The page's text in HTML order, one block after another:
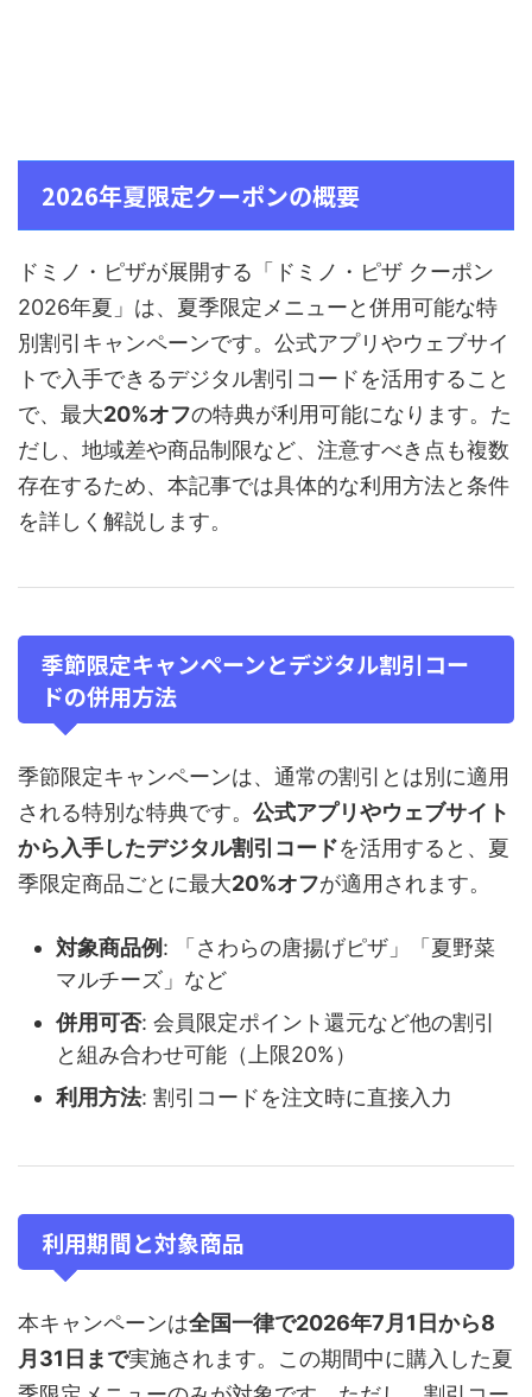
2026年夏限定クーポンの概要
ドミノ・ピザが展開する「ドミノ・ピザ クーポン
2026年夏」は、夏季限定メニューと併用可能な特
別割引キャンペーンです。公式アプリやウェブサイ
トで入手できるデジタル割引コードを活用すること
で、最大20%オフの特典が利用可能になります。た
だし、地域差や商品制限など、注意すべき点も複数
存在するため、本記事では具体的な利用方法と条件
を詳しく解説します。
季節限定キャンペーンとデジタル割引コー
ドの併用方法
季節限定キャンペーンは、通常の割引とは別に適用
される特別な特典です。 公式アプリやウェブサイト
から入手したデジタル割引コードを活用すると、夏
季限定商品ごとに最大20%オフが適用されます。
対象商品例: 「さわらの唐揚げピザ」「夏野菜
マルチーズ」など
併用可否: 会員限定ポイント還元など他の割引
と組み合わせ可能（上限20%）
利用方法: 割引コードを注文時に直接入力
利用期間と対象商品
本キャンペーンは全国一律で2026年7月1日から8
月31日まで実施されます。この期間中に購入した夏